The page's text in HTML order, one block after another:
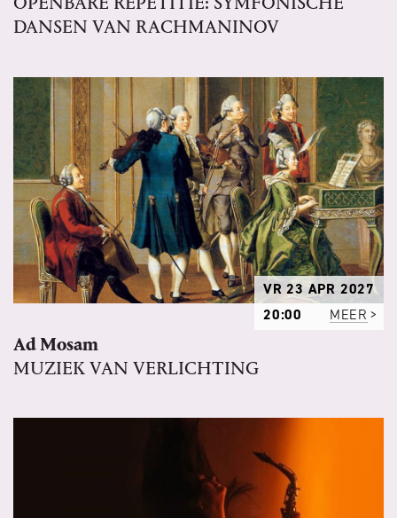
DANSEN VAN RACHMANINOV
VR 23 APR 2027
20:00
MEER
Ad Mosam
MUZIEK VAN VERLICHTING